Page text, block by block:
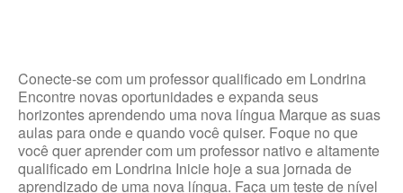
Conecte-se com um professor qualificado em Londrina
Encontre novas oportunidades e expanda seus
horizontes aprendendo uma nova língua Marque as suas
aulas para onde e quando você quiser. Foque no que
você quer aprender com um professor nativo e altamente
qualificado em Londrina Inicie hoje a sua jornada de
aprendizado de uma nova língua. Faça um teste de nível